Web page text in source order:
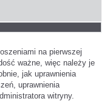
na pierwszej
ważne, więc należy je
jak uprawnienia
uprawnienia
witryny.